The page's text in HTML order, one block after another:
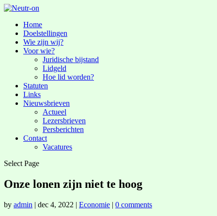
Home
Doelstellingen
Wie zijn wij?
Voor wie?
Juridische bijstand
Lidgeld
Hoe lid worden?
Statuten
Links
Nieuwsbrieven
Actueel
Lezersbrieven
Persberichten
Contact
Vacatures
Select Page
Onze lonen zijn niet te hoog
by admin | dec 4, 2022 | Economie | 0 comments